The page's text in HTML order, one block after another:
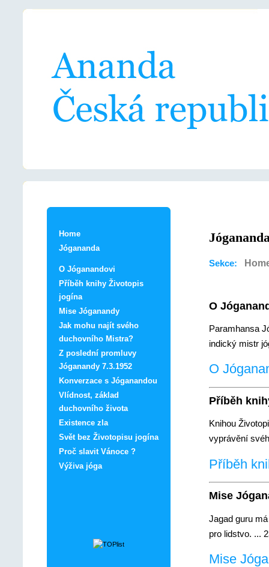
Home
Jógananda
O Jóganandovi
Příběh knihy Životopis
jogína
Mise Jóganandy
Jak mohu najít svého
duchovního Mistra?
Z poslední promluvy
Jóganandy 7.3.1952
Konverzace s Jóganandou
Vlídnost, základ
duchovního života
Existence zla
Svět bez Životopisu jogína
Proč slavit Vánoce ?
Výživa jóga
Sekce:
O
Paramhansa
indický mistr
O
Příběh
Knihou
vyprávění
Příběh
Mise
Jagad guru
pro lidstvo. ...
Mise